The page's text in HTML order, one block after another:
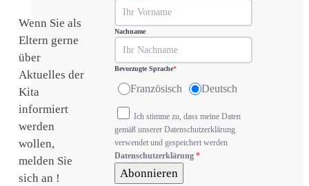
Wenn Sie als
Eltern gerne
über
Aktuelles der
Kita
informiert
werden
wollen,
melden Sie
sich an !
Nachname
Bevorzugte Sprache*
Französisch Deutsch
Ich stimme zu, dass meine Daten
gemäß unserer Datenschutzerklärung
verwendet und gespeichert werden
Datenschutzerklärung *
Abonnieren